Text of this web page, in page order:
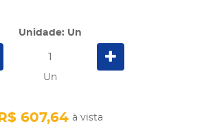
Unidade: Un
Un
R$ 607,64 à vista